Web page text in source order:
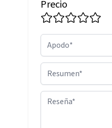
Precio
Apodo
Resumen
Reseña